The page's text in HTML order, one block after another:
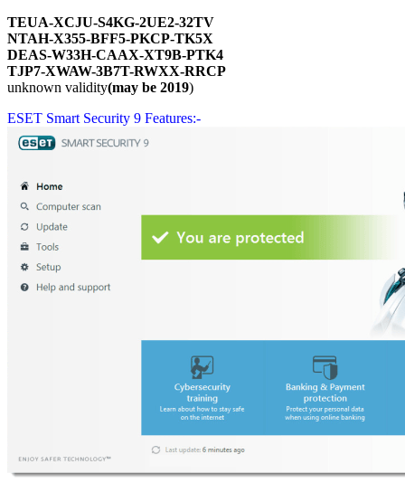
TEUA-XCJU-S4KG-2UE2-32TV
NTAH-X355-BFF5-PKCP-TK5X
DEAS-W33H-CAAX-XT9B-PTK4
TJP7-XWAW-3B7T-RWXX-RRCP
unknown validity(may be 2019)
ESET Smart Security 9 Features:-